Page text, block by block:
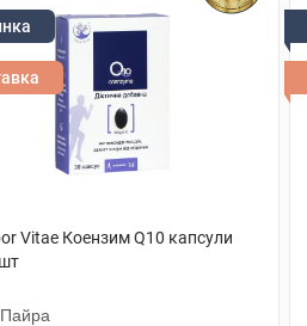
Vitae Коензим Q10 капсули